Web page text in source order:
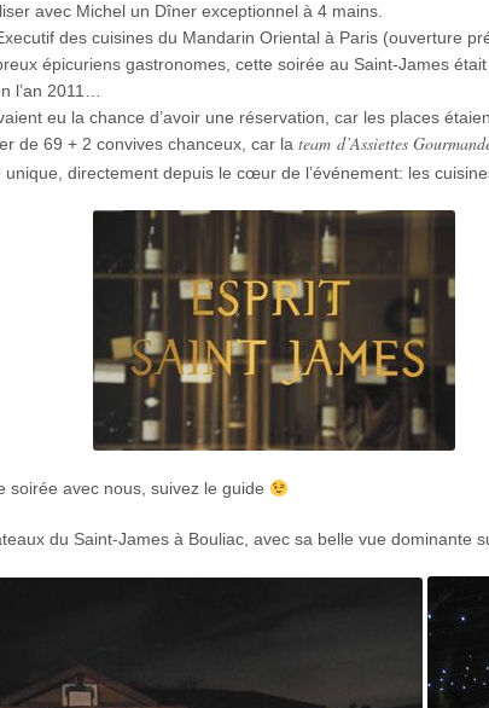
avec Michel un Dîner exceptionnel à 4 mains.
des cuisines du Mandarin Oriental à Paris (ouverture
épicuriens gastronomes, cette soirée au Saint-James
l’an 2011…
eu la chance d’avoir une réservation, car les places
de 69 + 2 convives chanceux, car la team d’Assiettes
directement depuis le cœur de l’événement: les
soirée avec nous, suivez le guide
du Saint-James à Bouliac, avec sa belle vue dominante